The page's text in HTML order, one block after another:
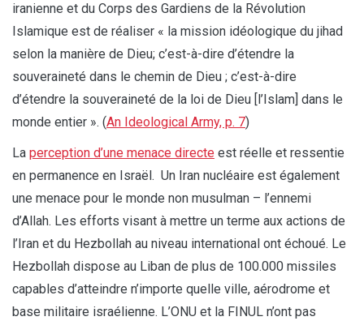
iranienne et du Corps des Gardiens de la Révolution
Islamique est de réaliser « la mission idéologique du jihad
selon la manière de Dieu; c’est-à-dire d’étendre la
souveraineté dans le chemin de Dieu ; c’est-à-dire
d’étendre la souveraineté de la loi de Dieu [l’Islam] dans le
monde entier ». (An Ideological Army, p. 7)
La perception d’une menace directe est réelle et ressentie
en permanence en Israël. Un Iran nucléaire est également
une menace pour le monde non musulman – l’ennemi
d’Allah. Les efforts visant à mettre un terme aux actions de
l’Iran et du Hezbollah au niveau international ont échoué. Le
Hezbollah dispose au Liban de plus de 100.000 missiles
capables d’atteindre n’importe quelle ville, aérodrome et
base militaire israélienne. L’ONU et la FINUL n’ont pas